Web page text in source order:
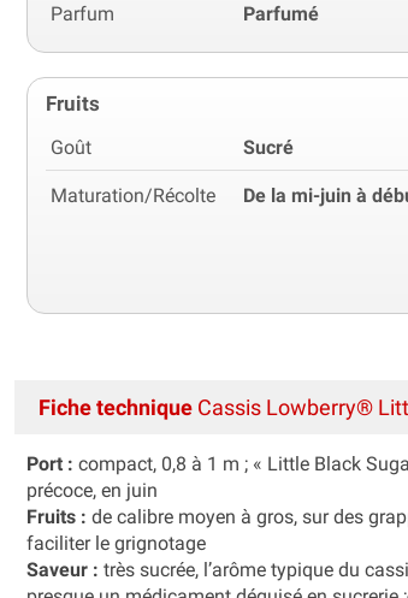
Parfum Parfumé
Fruits
Goût Sucré
Maturation/Récolte De la mi-juin à
Fiche technique Cassis Lowberry®
Port : compact, 0,8 à 1 m ; « Little Black
précoce, en juin
Fruits : de calibre moyen à gros, sur des
faciliter le grignotage
Saveur : très sucrée, l’arôme typique du